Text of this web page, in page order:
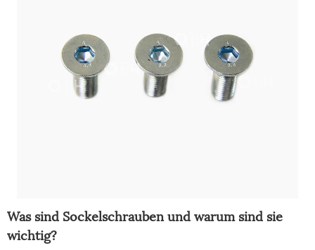
Was sind Sockelschrauben und warum sind sie
wichtig?